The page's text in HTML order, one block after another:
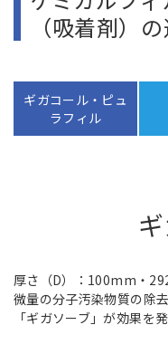
（吸着剤）
ギガコール・ピュ
ラフィル
厚さ（D）：100mm・
微量の分子汚染物質の除
「ギガソーブ」が効果を